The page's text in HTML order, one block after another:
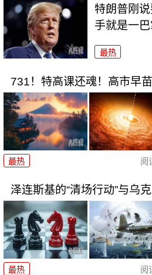
特朗普刚
手就是一巴
最热
731！特高课还魂！高市早
最热 阅
泽连斯基的“清场行动”与乌
最热 阅